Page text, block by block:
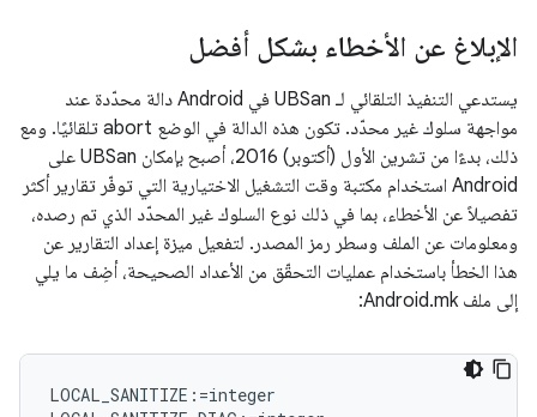
الإبلاغ عن الأخطاء بشكل أفضل
يستدعي التنفيذ التلقائي لـ UBSan في Android دالة محدّدة عند
مواجهة سلوك غير محدّد. تكون هذه الدالة في الوضع abort تلقائيًا. ومع
ذلك، بدءًا من تشرين الأول (أكتوبر) 2016، أصبح بإمكان UBSan على
Android استخدام مكتبة وقت التشغيل الاختيارية التي توفّر تقارير أكثر
تفصيلاً عن الأخطاء، بما في ذلك نوع السلوك غير المحدّد الذي تم رصده،
ومعلومات عن الملف وسطر رمز المصدر. لتفعيل ميزة إعداد التقارير عن
هذا الخطأ باستخدام عمليات التحقّق من الأعداد الصحيحة، أضِف ما يلي
إلى ملف Android.mk:
LOCAL_SANITIZE:=integer